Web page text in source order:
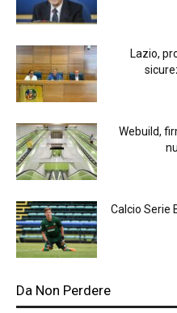
Lazio,
Webuild,
Calcio Serie
Da Non Perdere